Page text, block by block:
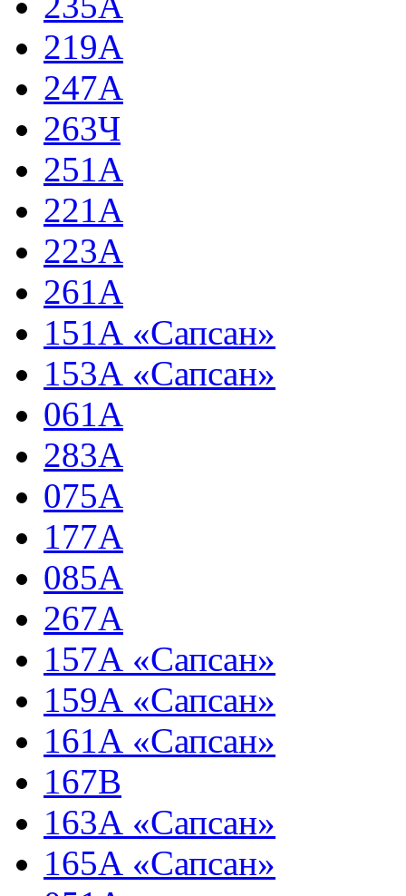
219А
247А
263Ч
251А
221А
223А
261А
151А «Сапсан»
153А «Сапсан»
061А
283А
075А
177А
085А
267А
157А «Сапсан»
159А «Сапсан»
161А «Сапсан»
167В
163А «Сапсан»
165А «Сапсан»